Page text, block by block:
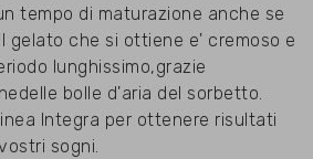
tempo di maturazione anche se
gelato che si ottiene e' cremoso e
lunghissimo,grazie
bolle d'aria del sorbetto.
Integra per ottenere risultati
sogni.